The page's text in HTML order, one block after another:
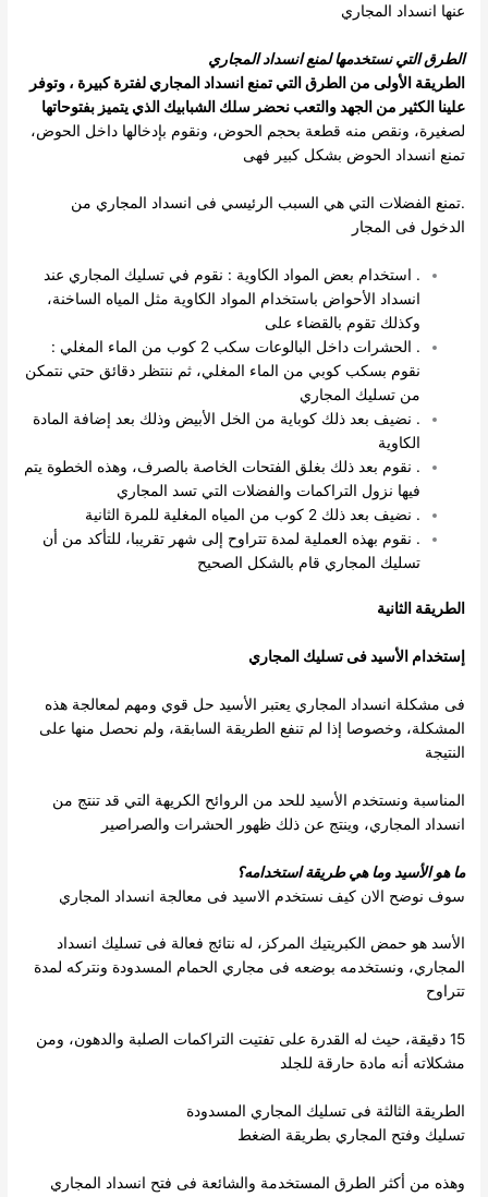
عنها انسداد المجاري
الطرق التي نستخدمها لمنع انسداد المجاري
الطريقة الأولى من الطرق التي تمنع انسداد المجاري لفترة كبيرة ، وتوفر
علينا الكثير من الجهد والتعبنحضر سلك الشبابيك الذي يتميز بفتوحاتها
لصغيرة، ونقص منه قطعة بحجم الحوض، ونقوم بإدخالها داخل الحوض،
تمنع انسداد الحوض بشكل كبير فهى
.تمنع الفضلات التي هي السبب الرئيسي فى انسداد المجاري من
الدخول فى المجار
. استخدام بعض المواد الكاوية : نقوم في تسليك المجاري عند
انسداد الأحواض باستخدام المواد الكاوية مثل المياه الساخنة،
وكذلك تقوم بالقضاء على
. الحشرات داخل البالوعات سكب 2 كوب من الماء المغلي :
نقوم بسكب كوبي من الماء المغلي، ثم ننتظر دقائق حتي نتمكن
من تسليك المجاري
. نضيف بعد ذلك كوباية من الخل الأبيض وذلك بعد إضافة المادة
الكاوية
. نقوم بعد ذلك بغلق الفتحات الخاصة بالصرف، وهذه الخطوة يتم
فيها نزول التراكمات والفضلات التي تسد المجاري
. نضيف بعد ذلك 2 كوب من المياه المغلية للمرة الثانية
. نقوم بهذه العملية لمدة تتراوح إلى شهر تقريبا، للتأكد من أن
تسليك المجاري قام بالشكل الصحيح
الطريقة الثانية
إستخدام الأسيد فى تسليك المجاري
فى مشكلة انسداد المجاري يعتبر الأسيد حل قوي ومهم لمعالجة هذه
المشكلة، وخصوصا إذا لم تنفع الطريقة السابقة، ولم نحصل منها على
النتيجة
المناسبة ونستخدم الأسيد للحد من الروائح الكريهة التي قد تنتج من
انسداد المجاري، وينتج عن ذلك ظهور الحشرات والصراصير
ما هو الأسيد وما هي طريقة استخدامه؟
سوف نوضح الان كيف نستخدم الاسيد فى معالجة انسداد المجاري
الأسد هو حمض الكبريتيك المركز، له نتائج فعالة فى تسليك انسداد
المجاري، ونستخدمه بوضعه فى مجاري الحمام المسدودة ونتركه لمدة
تتراوح
15 دقيقة، حيث له القدرة على تفتيت التراكمات الصلبة والدهون، ومن
مشكلاته أنه مادة حارقة للجلد
الطريقة الثالثة فى تسليك المجاري المسدودة
تسليك وفتح المجاري بطريقة الضغط
وهذه من أكثر الطرق المستخدمة والشائعة فى فتح انسداد المجاري